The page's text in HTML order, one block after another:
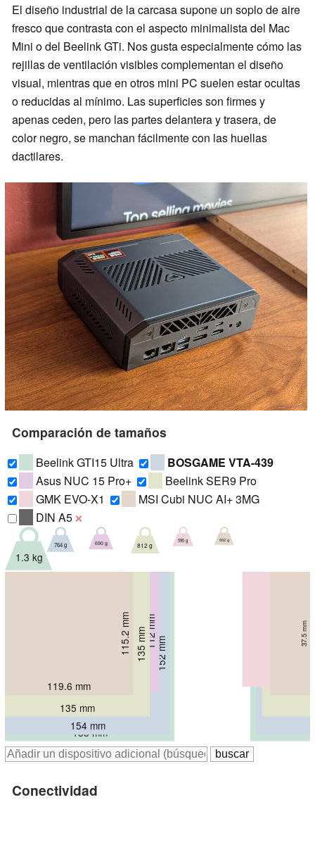
El diseño industrial de la carcasa supone un soplo de aire
fresco que contrasta con el aspecto minimalista del Mac
Mini o del Beelink GTi. Nos gusta especialmente cómo las
rejillas de ventilación visibles complementan el diseño
visual, mientras que en otros mini PC suelen estar ocultas
o reducidas al mínimo. Las superficies son firmes y
apenas ceden, pero las partes delantera y trasera, de
color negro, se manchan fácilmente con las huellas
dactilares.
Comparación de tamaños
Beelink GTI15 Ultra
BOSGAME VTA-439
Asus NUC 15 Pro+
Beelink SER9 Pro
GMK EVO-X1
MSI Cubi NUC AI+ 3MG
DIN A5 ❌
158 mm
158 mm
1.3 kg
154 mm
152 mm 50 mm
764 g
144 mm
112 mm 42 mm
690 g
135 mm
135 mm 44.7 mm
812 g
63.2 mm
595 g
119.6 mm
115.2 mm 37.5 mm
552 g
Conectividad